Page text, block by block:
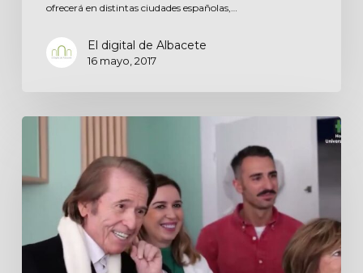
ofrecerá en distintas ciudades españolas,…
El digital de Albacete
16 mayo, 2017
Pídeme